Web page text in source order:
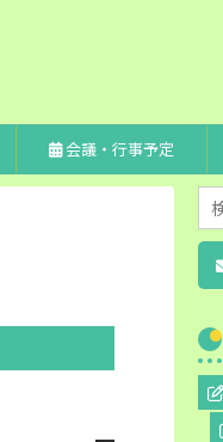
会議・行事予定